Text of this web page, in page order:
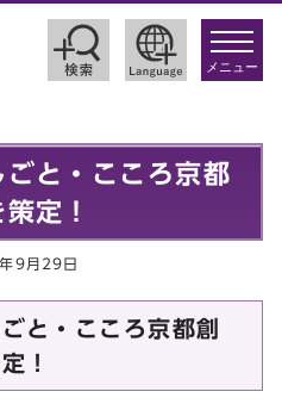
toggle
メニュー
ごと・こころ京都
定！
9月29日
と・こころ京都創
！